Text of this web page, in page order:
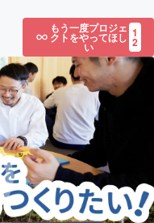
もう一度プロジェ
クトをやってほし
い
1
2